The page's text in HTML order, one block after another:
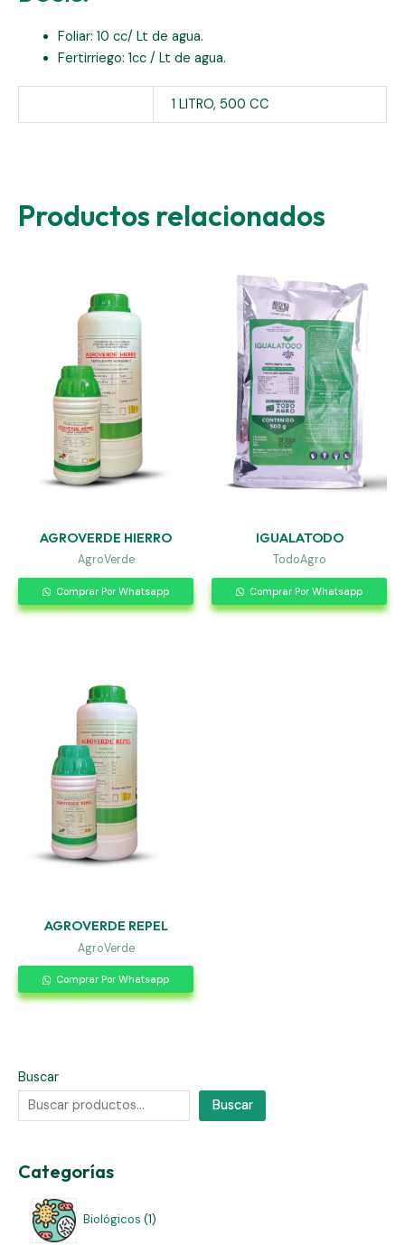
Buscar
Buscar
Categorías
Biológicos 1
Foliar: 10 cc/ Lt de agua.
Fertirriego: 1cc / Lt de agua.
1 LITRO, 500 CC
Productos relacionados
AGROVERDE HIERRO
AgroVerde
Comprar Por Whatsapp
IGUALATODO
TodoAgro
Comprar Por Whatsapp
AGROVERDE REPEL
AgroVerde
Comprar Por Whatsapp